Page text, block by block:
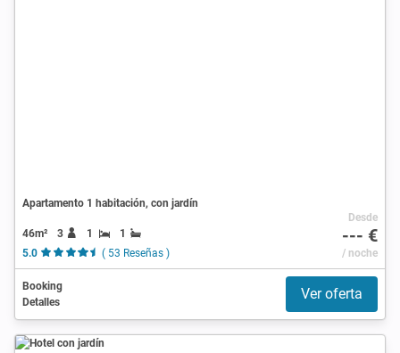
Apartamento 1 habitación, con jardín
46m² 3 1
1
5.0
( 53 Reseñas )
Desde
--- €
/ noche
Booking
Detalles
Ver oferta